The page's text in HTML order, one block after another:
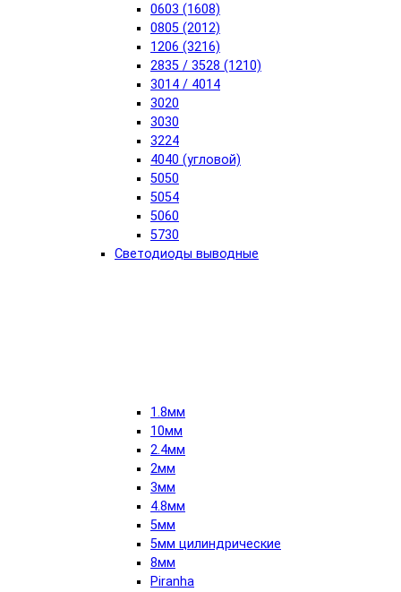
0603 (1608)
0805 (2012)
1206 (3216)
2835 / 3528 (1210)
3014 / 4014
3020
3030
3224
4040 (угловой)
5050
5054
5060
5730
Светодиоды выводные
1.8мм
10мм
2.4мм
2мм
3мм
4.8мм
5мм
5мм цилиндрические
8мм
Piranha